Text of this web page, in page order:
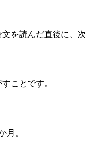
を読んだ直後に、
ことです。
月。